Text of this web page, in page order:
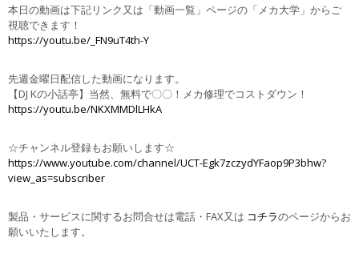
本日の動画は下記リンク又は「動画一覧」ページの「メカ大学」からご
視聴できます！
https://youtu.be/_FN9uT4th-Y
先週金曜日配信した動画になります。
【DJ Kの小話亭】当然、無料で〇〇！メカ修理でコストダウン！
https://youtu.be/NKXMMDlLHkA
☆チャンネル登録もお願いします☆
https://www.youtube.com/channel/UCT-Egk7zczydYFaop9P3bhw?
view_as=subscriber
製品・サービスに関するお問合せは電話・FAX又は コチラのページからお
願いいたします。